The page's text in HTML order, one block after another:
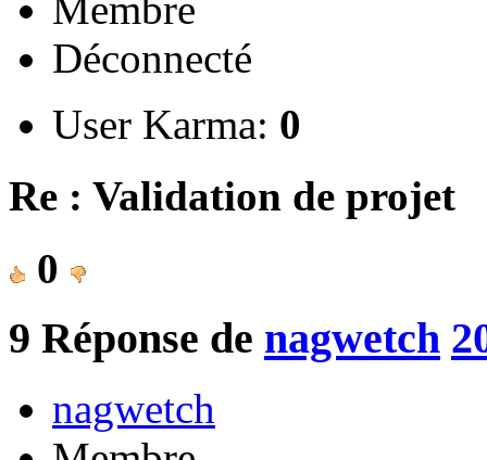
Membre
Déconnecté
User Karma: 0
Re : Validation de projet
0
9 Réponse de nagwetch
nagwetch